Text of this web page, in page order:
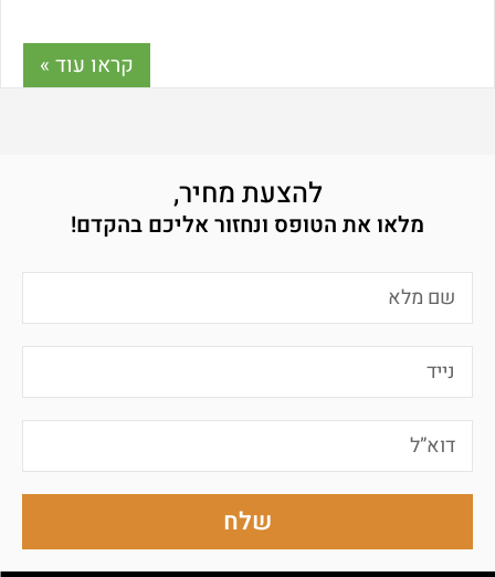
קראו עוד »
להצעת מחיר,
מלאו את הטופס ונחזור אליכם בהקדם!
שלח